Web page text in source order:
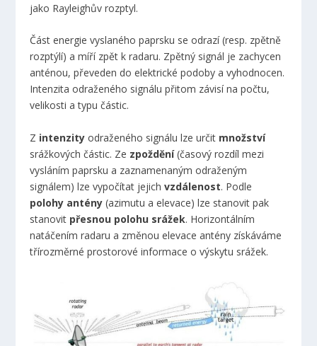
jako Rayleighův rozptyl.
Část energie vyslaného paprsku se odrazí (resp. zpětně
rozptýlí) a míří zpět k radaru. Zpětný signál je zachycen
anténou, převeden do elektrické podoby a vyhodnocen.
Intenzita odraženého signálu přitom závisí na počtu,
velikosti a typu částic.
Z intenzity odraženého signálu lze určit množství
srážkových částic. Ze zpoždění(časový rozdíl mezi
vysláním paprsku a zaznamenaným odraženým
signálem) lze vypočítat jejichvzdálenost. Podle
polohy antény (azimutu a elevace) lze stanovit pak
stanovit přesnou polohu srážek. Horizontálním
natáčením radaru a změnou elevace antény získáváme
třírozměrné prostorové informace o výskytu srážek.